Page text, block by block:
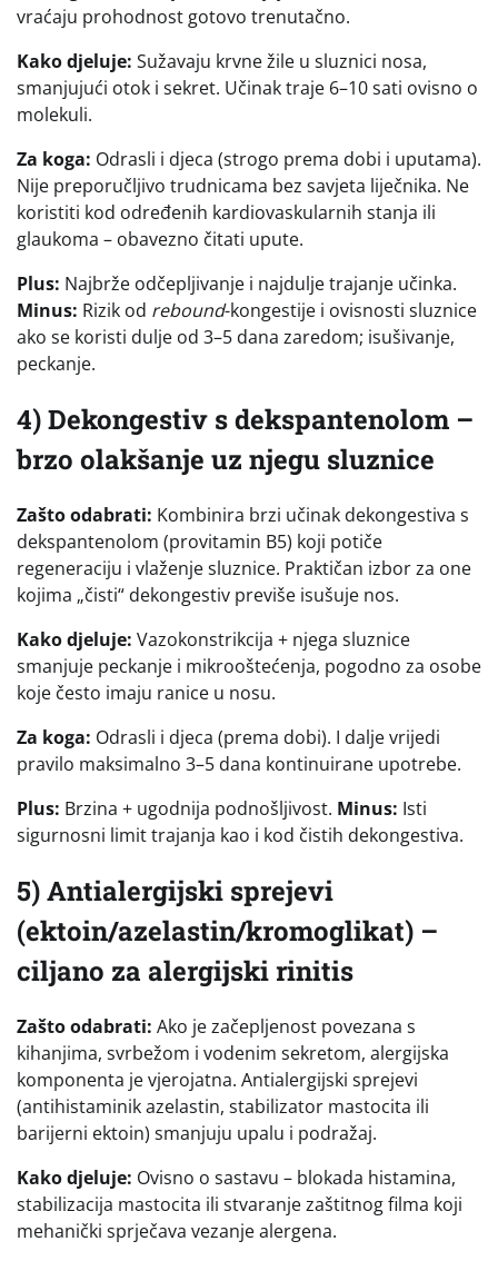
vraćaju prohodnost gotovo trenutačno.
Kako djeluje: Sužavaju krvne žile u sluznici nosa,
smanjujući otok i sekret. Učinak traje 6–10 sati ovisno o
molekuli.
Za koga: Odrasli i djeca (strogo prema dobi i uputama).
Nije preporučljivo trudnicama bez savjeta liječnika. Ne
koristiti kod određenih kardiovaskularnih stanja ili
glaukoma – obavezno čitati upute.
Plus: Najbrže odčepljivanje i najdulje trajanje učinka.
Minus: Rizik od rebound-kongestije i ovisnosti sluznice
ako se koristi dulje od 3–5 dana zaredom; isušivanje,
peckanje.
4) Dekongestiv s dekspantenolom –
brzo olakšanje uz njegu sluznice
Zašto odabrati: Kombinira brzi učinak dekongestiva s
dekspantenolom (provitamin B5) koji potiče
regeneraciju i vlaženje sluznice. Praktičan izbor za one
kojima „čisti“ dekongestiv previše isušuje nos.
Kako djeluje: Vazokonstrikcija + njega sluznice
smanjuje peckanje i mikrooštećenja, pogodno za osobe
koje često imaju ranice u nosu.
Za koga: Odrasli i djeca (prema dobi). I dalje vrijedi
pravilo maksimalno 3–5 dana kontinuirane upotrebe.
Plus: Brzina + ugodnija podnošljivost. Minus: Isti
sigurnosni limit trajanja kao i kod čistih dekongestiva.
5) Antialergijski sprejevi
(ektoin/azelastin/kromoglikat) –
ciljano za alergijski rinitis
Zašto odabrati: Ako je začepljenost povezana s
kihanjima, svrbežom i vodenim sekretom, alergijska
komponenta je vjerojatna. Antialergijski sprejevi
(antihistaminik azelastin, stabilizator mastocita ili
barijerni ektoin) smanjuju upalu i podražaj.
Kako djeluje: Ovisno o sastavu – blokada histamina,
stabilizacija mastocita ili stvaranje zaštitnog filma koji
mehanički sprječava vezanje alergena.